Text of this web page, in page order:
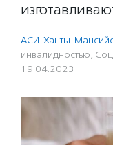
АСИ-Ханты-
инвалидностью,
19.04.2023